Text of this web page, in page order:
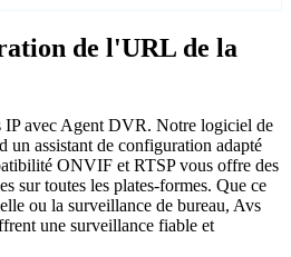
de l'URL de la
IP avec Agent DVR. Notre logiciel de
un assistant de configuration adapté
ONVIF et RTSP vous offre des
sur toutes les plates-formes. Que ce
ou la surveillance de bureau, Avs
une surveillance fiable et